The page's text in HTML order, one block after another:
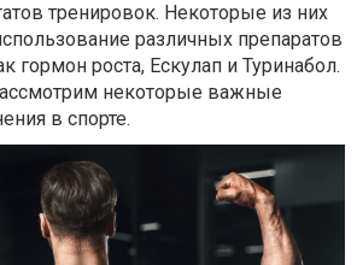
тренировок. Некоторые из них
различных препаратов
гормон роста, Ескулап и Туринабол.
некоторые важные
в спорте.